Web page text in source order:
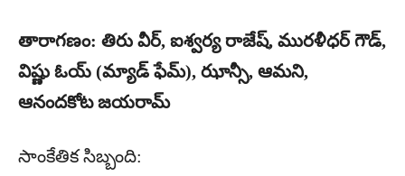
తారాగణం: తిరు వీర్, ఐశ్వర్య రాజేష్, మురళీధర్ గౌడ్,
విష్ణు ఓయ్ (మ్యాడ్ ఫేమ్), ఝాన్సీ, ఆమని,
ఆనందకోట జయరామ్
సాంకేతిక సిబ్బంది: